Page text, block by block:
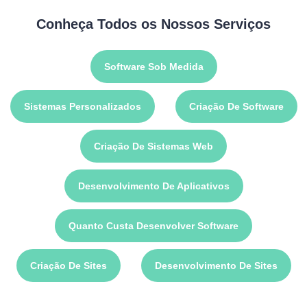
Conheça Todos os Nossos Serviços
Software Sob Medida
Sistemas Personalizados Criação De Software
Criação De Sistemas Web
Desenvolvimento De Aplicativos
Quanto Custa Desenvolver Software
Criação De Sites Desenvolvimento De Sites